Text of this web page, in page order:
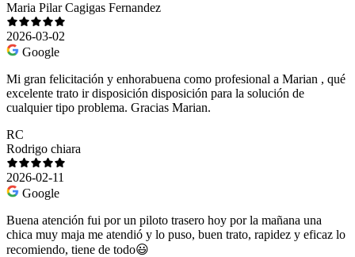
Maria Pilar Cagigas Fernandez
2026-03-02
Google
Mi gran felicitación y enhorabuena como profesional a Marian , qué
excelente trato ir disposición disposición para la solución de
cualquier tipo problema. Gracias Marian.
RC
Rodrigo chiara
2026-02-11
Google
Buena atención fui por un piloto trasero hoy por la mañana una
chica muy maja me atendió y lo puso, buen trato, rapidez y eficaz lo
recomiendo, tiene de todo😃